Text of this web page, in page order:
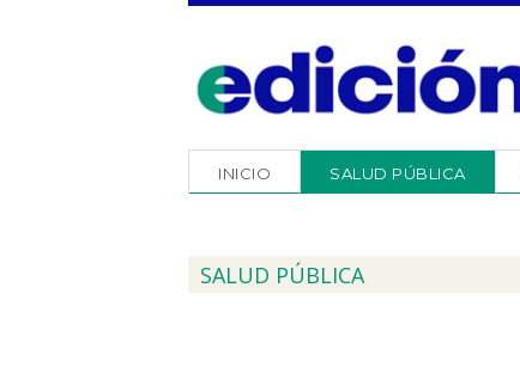
INICIO SALUD PÚBLICA
SALUD PÚBLICA